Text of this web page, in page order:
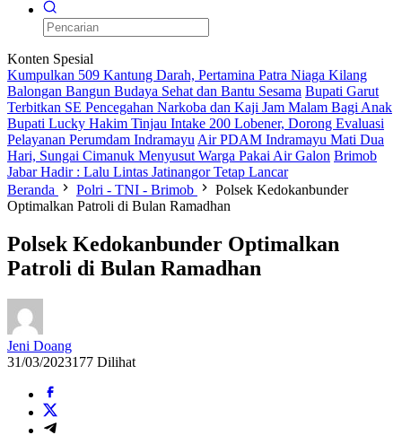
Konten Spesial
Kumpulkan 509 Kantung Darah, Pertamina Patra Niaga Kilang
Balongan Bangun Budaya Sehat dan Bantu Sesama Bupati Garut
Terbitkan SE Pencegahan Narkoba dan Kaji Jam Malam Bagi Anak
Bupati Lucky Hakim Tinjau Intake 200 Lobener, Dorong Evaluasi
Pelayanan Perumdam Indramayu Air PDAM Indramayu Mati Dua
Hari, Sungai Cimanuk Menyusut Warga Pakai Air Galon Brimob
Jabar Hadir : Lalu Lintas Jatinangor Tetap Lancar
Beranda
Polri - TNI - Brimob
Polsek Kedokanbunder
Optimalkan Patroli di Bulan Ramadhan
Polsek Kedokanbunder Optimalkan
Patroli di Bulan Ramadhan
Jeni Doang
31/03/2023177 Dilihat